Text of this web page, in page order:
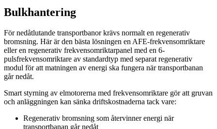
Bulkhantering
För nedåtlutande transportbanor krävs normalt en regenerativ
bromsning. Här är den bästa lösningen en AFE-frekvensomriktare
eller en regenerativ frekvensomriktarpanel med en 6-
pulsfrekvensomriktare av standardtyp med separat regenerativ
modul för att matningen av energi ska fungera när transportbanan
går nedåt.
Smart styrning av elmotorerna med frekvensomriktare gör att gruvan
och anläggningen kan sänka driftskostnaderna tack vare:
Regenerativ bromsning som återvinner energi när
transportbanan går nedåt